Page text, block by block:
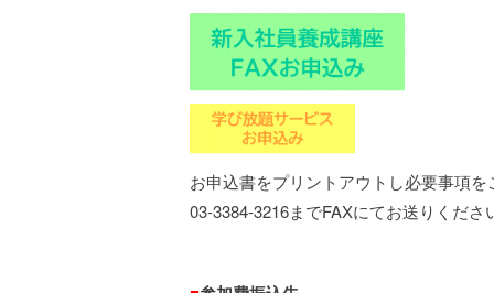
お申込書をプリントアウトし必要事項を
03-3384-3216までFAXにてお送りくださ